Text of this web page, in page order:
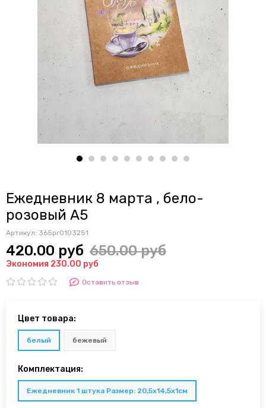
Ежедневник 8 марта , бело-
розовый А5
Артикул: 365pr0103251
420.00 руб 650.00 руб
Экономия 230.00 руб
Оставить отзыв
Цвет товара:
белый бежевый
Комплектация:
Ежедневник 1 штука Размер: 20,5х14,5х1см